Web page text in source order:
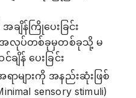
ျိန်ကြိုပေးခြင်း
– အလုပ်တစ်ခုမှတစ်ခုသို့ မ
ျိန် ပေးခြင်း
ာများကို အနည်းဆုံးဖြစ်
sensory stimuli)